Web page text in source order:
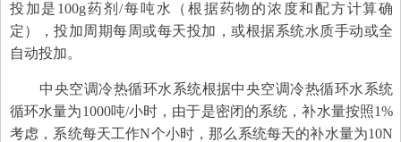
投加是100g药剂/每吨水（根据药物的浓度和配方计算确
定），投加周期每周或每天投加，或根据系统水质手动或全
自动投加。
中央空调冷热循环水系统根据中央空调冷热循环水系统
循环水量为1000吨/小时，由于是密闭的系统，补水量按照1%
考虑，系统每天工作N个小时，那么系统每天的补水量为10N